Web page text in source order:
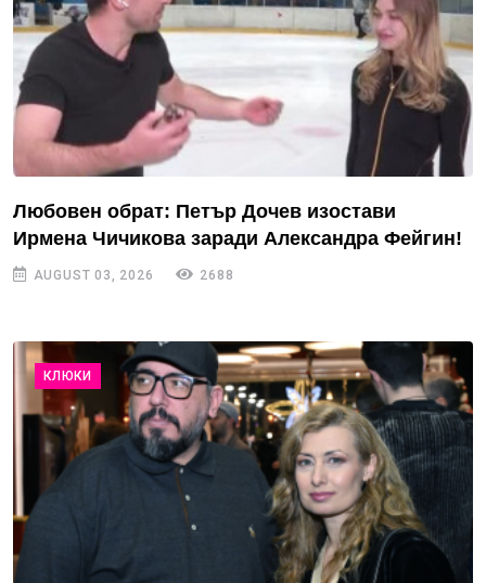
Любовен обрат: Петър Дочев изостави
Ирмена Чичикова заради Александра Фейгин!
AUGUST 03, 2026 2688
КЛЮКИ